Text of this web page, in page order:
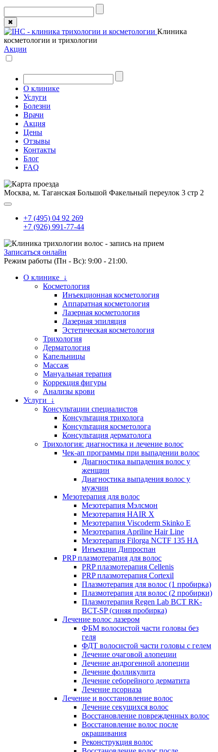
✖
Клиника
косметологии и трихологии
Акции
О клинике
Услуги
Болезни
Врачи
Акция
Цены
Отзывы
Контакты
Блог
FAQ
Москва, м. Таганская Большой Факельный переулок 3 стр 2
+7 (495) 04 92 269
+7 (926) 991-77-44
Записаться онлайн
Режим работы (Пн - Вс): 9:00 - 21:00.
О клинике ↓
Косметология
Инъекционная косметология
Аппаратная косметология
Лазерная косметология
Лазерная эпиляция
Эстетическая косметология
Трихология
Дерматология
Капельницы
Массаж
Мануальная терапия
Коррекция фигуры
Анализы крови
Услуги ↓
Консультации специалистов
Консультация трихолога
Консультация косметолога
Консультация дерматолога
Трихология: диагностика и лечение волос
Чек-ап программы при выпадении волос
Диагностика выпадения волос у
женщин
Диагностика выпадения волос у
мужчин
Мезотерапия для волос
Мезотерапия Мэлсмон
Мезотерапия HAIR X
Мезотерапия Viscoderm Skinko E
Мезотерапия Apriline Hair Line
Мезотерапия Filorga NCTF 135 HA
Инъекции Дипроспан
PRP плазмотерапия для волос
PRP плазмотерапия Cellenis
PRP плазмотерапия Cortexil
Плазмотерапия для волос (1 пробирка)
Плазмотерапия для волос (2 пробирки)
Плазмотерапия Regen Lab BCT RK-
BCT-SP (синяя пробирка)
Лечение волос лазером
ФБМ волосистой части головы без
геля
ФДТ волосистой части головы с гелем
Лечение очаговой алопеции
Лечение андрогенной алопеции
Лечение фолликулита
Лечение себорейного дерматита
Лечение псориаза
Лечение и восстановление волос
Лечение секущихся волос
Восстановление поврежденных волос
Восстановление волос после
окрашивания
Реконструкция волос